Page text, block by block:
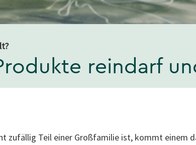
reindarf
zufällig Teil einer Großfamilie ist, kommt einem